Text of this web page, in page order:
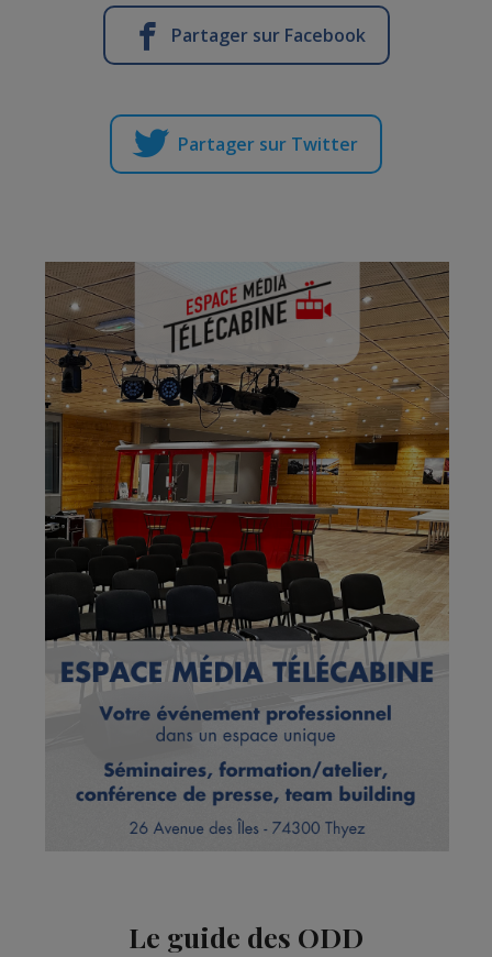
Partager sur Facebook
Partager sur Twitter
Le guide des ODD